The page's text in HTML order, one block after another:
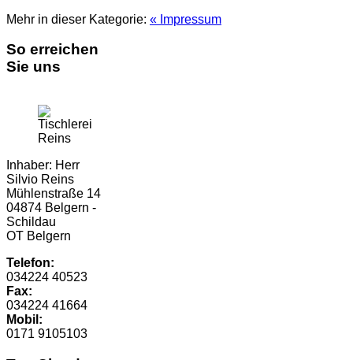
Mehr in dieser Kategorie: « Impressum
So erreichen
Sie uns
Inhaber: Herr
Silvio Reins
Mühlenstraße 14
04874 Belgern -
Schildau
OT Belgern
Telefon:
034224 40523
Fax:
034224 41664
Mobil:
0171 9105103